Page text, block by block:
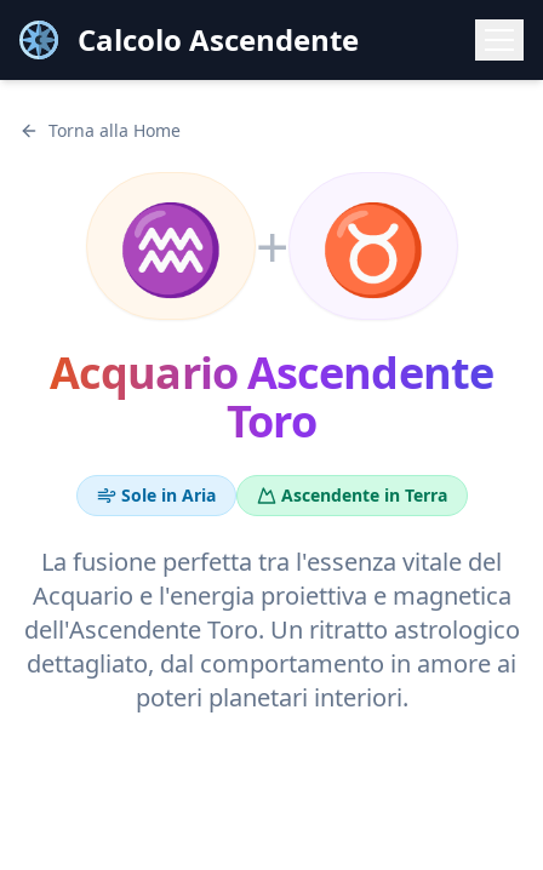
Calcolo Ascendente
Torna alla Home
♒ + ♉
AcquarioAscendente
Toro
Sole in Aria Ascendente in Terra
La fusione perfetta tra l'essenza vitale del
Acquario e l'energia proiettiva e magnetica
dell'AscendenteToro. Un ritratto astrologico
dettagliato, dal comportamento in amore ai
poteri planetari interiori.